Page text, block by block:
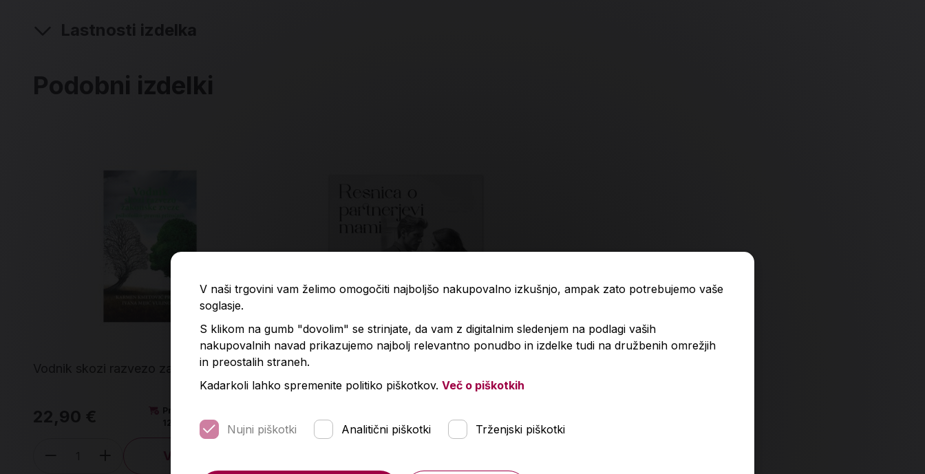
Lastnosti izdelka
Podobni izdelki
Vodnik skozi razvezo zakonske zveze
22,90 €
Predvidena dobava:
12. 8. 2026*
Količina
V košarico
Resnica o partnerjevi mami
35,00 €
17. 8. 2026*
V naši trgovini vam želimo omogočiti najboljšo nakupovalno izkušnjo, ampak zato potrebujemo vaše
soglasje.
S klikom na gumb "dovolim" se strinjate, da vam z digitalnim sledenjem na podlagi vaših
nakupovalnih navad prikazujemo najbolj relevantno ponudbo in izdelke tudi na družbenih omrežjih
in preostalih straneh.
Kadarkoli lahko spremenite politiko piškotkov. Več o piškotkih
Nujni piškotki Analitični piškotki Trženjski piškotki